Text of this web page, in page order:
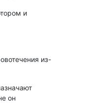
и
из-
он